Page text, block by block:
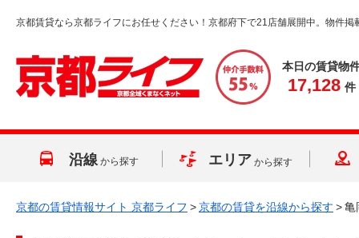
京都賃貸なら京都ライフにお任せください！京都府下で21店舗展開中。物件掲
本日の賃貸物
17,128 件
沿線 から探す エリア から探す
京都の賃貸情報サイト 京都ライフ >京都の賃貸を沿線から探す >亀